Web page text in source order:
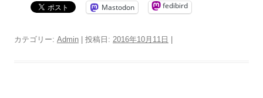
Mastodon fedibird
カテゴリー: Admin | 投稿日: 2016年10月11日 |